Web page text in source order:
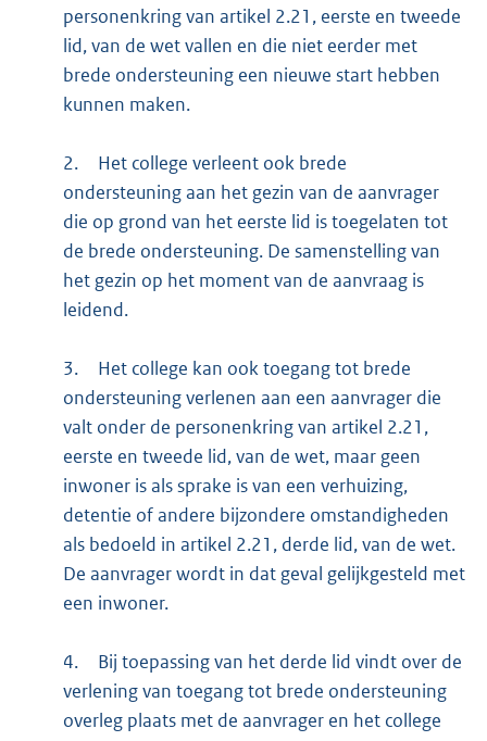
personenkring van artikel 2.21, eerste en tweede
lid, van de wet vallen en die niet eerder met
brede ondersteuning een nieuwe start hebben
kunnen maken.
2.
Het college verleent ook brede
ondersteuning aan het gezin van de aanvrager
die op grond van het eerste lid is toegelaten tot
de brede ondersteuning. De samenstelling van
het gezin op het moment van de aanvraag is
leidend.
3.
Het college kan ook toegang tot brede
ondersteuning verlenen aan een aanvrager die
valt onder de personenkring van artikel 2.21,
eerste en tweede lid, van de wet, maar geen
inwoner is als sprake is van een verhuizing,
detentie of andere bijzondere omstandigheden
als bedoeld in artikel 2.21, derde lid, van de wet.
De aanvrager wordt in dat geval gelijkgesteld met
een inwoner.
4.
Bij toepassing van het derde lid vindt over de
verlening van toegang tot brede ondersteuning
overleg plaats met de aanvrager en het college